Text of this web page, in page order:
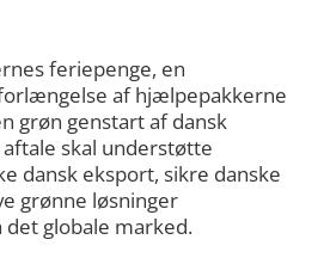
feriepenge, en
af hjælpepakkerne
grøn genstart af dansk
skal understøtte
dansk eksport, sikre danske
grønne løsninger
globale marked.